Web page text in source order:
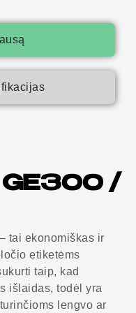
GE300 /
tai ekonomiškas ir
etiketėms
taip, kad
išlaidas, todėl yra
lengvo ar